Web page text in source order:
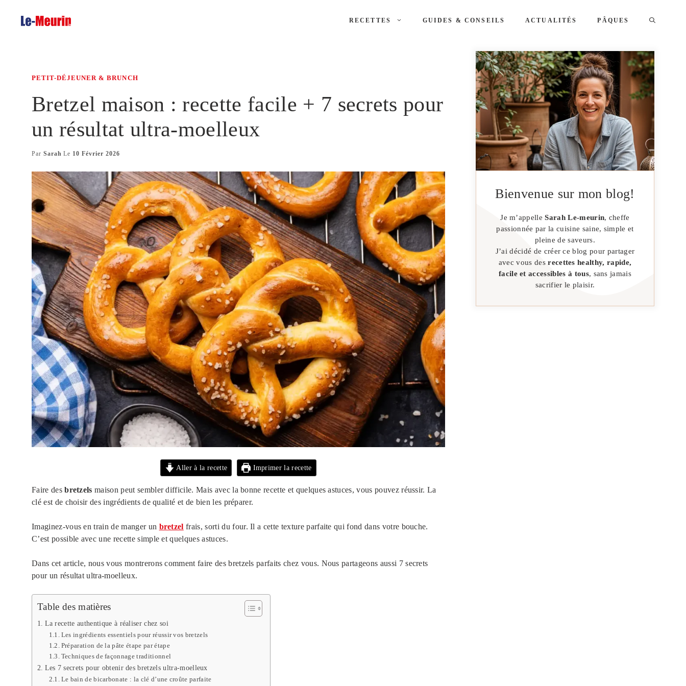
RECETTES GUIDES & CONSEILS ACTUALITÉS PÂQUES
PETIT-DÉJEUNER & BRUNCH
Bretzel maison : recette facile + 7 secrets pour
un résultat ultra-moelleux
Par Sarah Le 10 Février 2026
Aller à la recette Imprimer la recette
Faire desbretzels maison peut sembler difficile. Mais avec la bonne recette et quelques astuces, vous pouvez réussir. La
clé est de choisir des ingrédients de qualité et de bien les préparer.
Imaginez-vous en train de manger un bretzel frais, sorti du four. Il a cette texture parfaite qui fond dans votre bouche.
C’est possible avec une recette simple et quelques astuces.
Dans cet article, nous vous montrerons comment faire des bretzels parfaits chez vous. Nous partageons aussi 7 secrets
pour un résultat ultra-moelleux.
Table des matières
La recette authentique à réaliser chez soi
Les ingrédients essentiels pour réussir vos bretzels
Préparation de la pâte étape par étape
Techniques de façonnage traditionnel
Les 7 secrets pour obtenir des bretzels ultra-moelleux
Le bain de bicarbonate : la clé d’une croûte parfaite
Bienvenue sur mon blog!
Je m’appelleSarah Le-meurin, cheffe
passionnée par la cuisine saine, simple et
pleine de saveurs.
J’ai décidé de créer ce blog pour partager
avec vous desrecettes healthy, rapide,
facile et accessibles à tous, sans jamais
sacrifier le plaisir.